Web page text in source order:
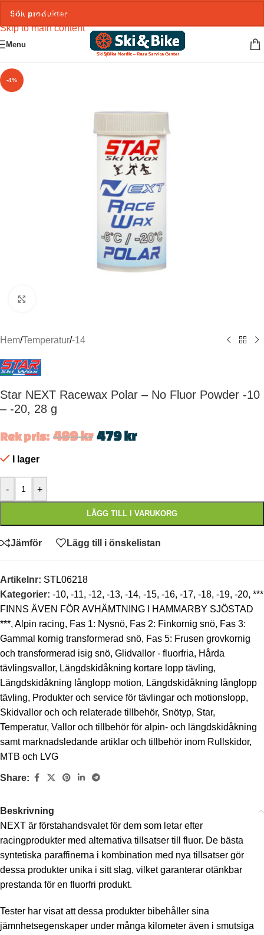
Skip to navigation
Skip to main content
Menu
-4%
Hem/Temperatur/-14
Star NEXT Racewax Polar – No Fluor Powder -10
– -20, 28 g
Rek pris: 499kr 479kr
I lager
- +
LÄGG TILL I VARUKORG
Jämför Lägg till i önskelistan
Artikelnr: STL06218
Kategorier: -10, -11, -12, -13, -14, -15, -16, -17, -18, -19, -20, ***
FINNS ÄVEN FÖR AVHÄMTNING I HAMMARBY SJÖSTAD
***, Alpin racing, Fas 1: Nysnö, Fas 2: Finkornig snö, Fas 3:
Gammal kornig transformerad snö, Fas 5: Frusen grovkornig
och transformerad isig snö, Glidvallor - fluorfria, Hårda
tävlingsvallor, Längdskidåkning kortare lopp tävling,
Längdskidåkning långlopp motion, Längdskidåkning långlopp
tävling, Produkter och service för tävlingar och motionslopp,
Skidvallor och och relaterade tillbehör, Snötyp, Star,
Temperatur, Vallor och tillbehör för alpin- och längdskidåkning
samt marknadsledande artiklar och tillbehör inom Rullskidor,
MTB och LVG
Share:
Beskrivning
NEXT är förstahandsvalet för dem som letar efter
racingprodukter med alternativa tillsatser till fluor. De bästa
syntetiska paraffinerna i kombination med nya tillsatser gör
dessa produkter unika i sitt slag, vilket garanterar otänkbar
prestanda för en fluorfri produkt.
Tester har visat att dessa produkter bibehåller sina
jämnhetsegenskaper under många kilometer även i smutsiga